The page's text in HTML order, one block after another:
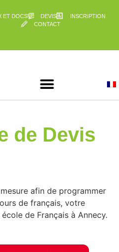
ET DOCS DEVIS
INSCRIPTION
CONTACT
de Devis
afin de programmer
de français, votre
de Français à Annecy.